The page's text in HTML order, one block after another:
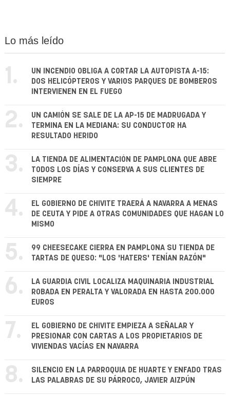
Lo más leído
1.
UN INCENDIO OBLIGA A CORTAR LA AUTOPISTA A-15:
DOS HELICÓPTEROS Y VARIOS PARQUES DE BOMBEROS
INTERVIENEN EN EL FUEGO
2.
UN CAMIÓN SE SALE DE LA AP-15 DE MADRUGADA Y
TERMINA EN LA MEDIANA: SU CONDUCTOR HA
RESULTADO HERIDO
3.
LA TIENDA DE ALIMENTACIÓN DE PAMPLONA QUE ABRE
TODOS LOS DÍAS Y CONSERVA A SUS CLIENTES DE
SIEMPRE
4.
EL GOBIERNO DE CHIVITE TRAERÁ A NAVARRA A MENAS
DE CEUTA Y PIDE A OTRAS COMUNIDADES QUE HAGAN LO
MISMO
5.
99 CHEESECAKE CIERRA EN PAMPLONA SU TIENDA DE
TARTAS DE QUESO: "LOS 'HATERS' TENÍAN RAZÓN"
6.
LA GUARDIA CIVIL LOCALIZA MAQUINARIA INDUSTRIAL
ROBADA EN PERALTA Y VALORADA EN HASTA 200.000
EUROS
7.
EL GOBIERNO DE CHIVITE EMPIEZA A SEÑALAR Y
PRESIONAR CON CARTAS A LOS PROPIETARIOS DE
VIVIENDAS VACÍAS EN NAVARRA
8.
SILENCIO EN LA PARROQUIA DE HUARTE Y ENFADO TRAS
LAS PALABRAS DE SU PÁRROCO, JAVIER AIZPÚN